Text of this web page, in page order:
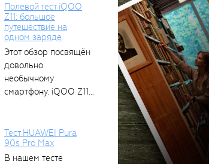
Полевой тест iQOO
Z11: большое
путешествие на
одном заряде
Этот обзор посвящён
довольно
необычному
смартфону. iQOO Z11
Тест HUAWEI Pura
90s Pro Max
В нашем тесте